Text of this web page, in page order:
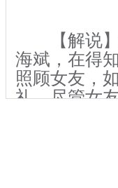
【解说】
海斌，在得
照顾女友，
礼，尽管女